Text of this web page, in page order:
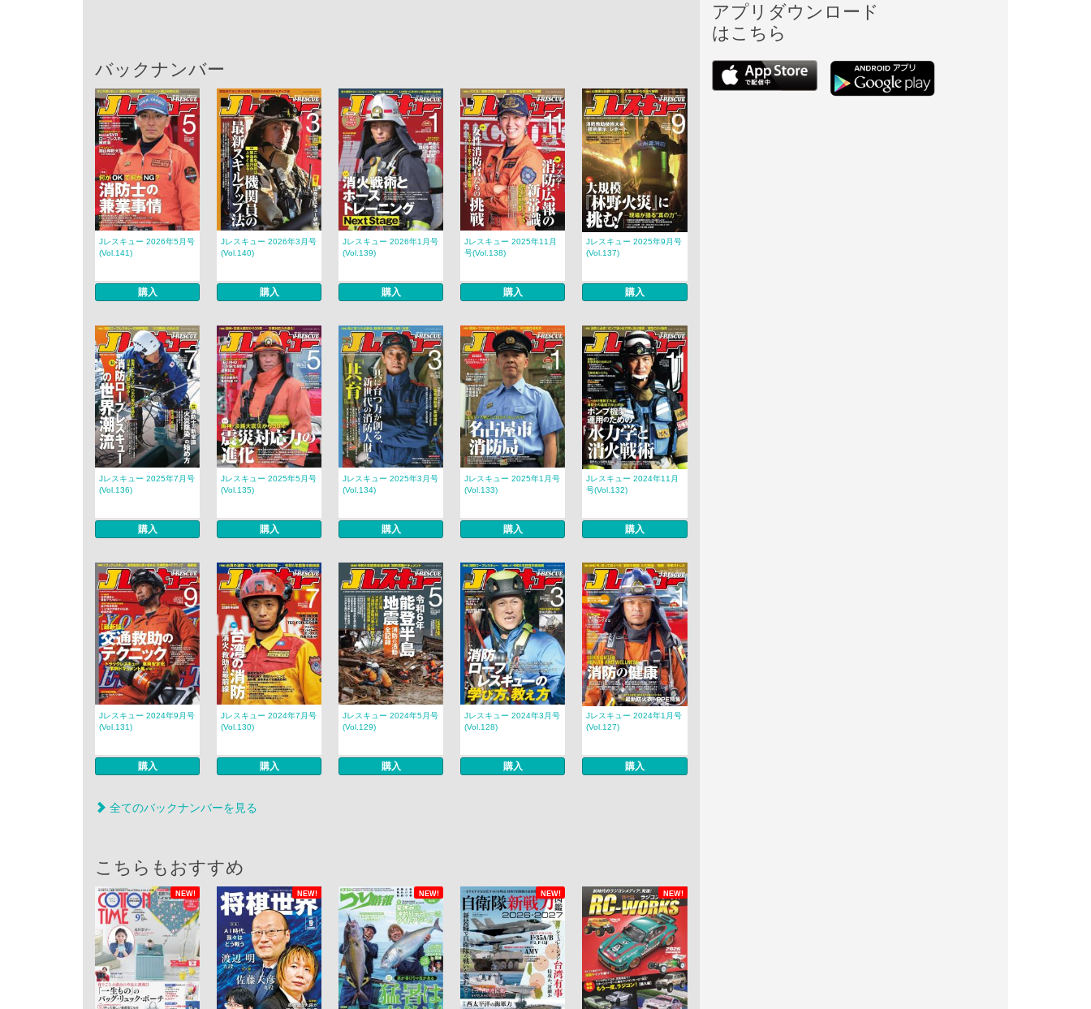
バックナンバー
Jレスキュー 2026年5月号
(Vol.141)
購入
Jレスキュー 2026年3月号
(Vol.140)
購入
Jレスキュー 2026年1月号
(Vol.139)
購入
Jレスキュー 2025年11月
号(Vol.138)
購入
Jレスキュー 2025年9月号
(Vol.137)
購入
Jレスキュー 2025年7月号
(Vol.136)
購入
Jレスキュー 2025年5月号
(Vol.135)
購入
Jレスキュー 2025年3月号
(Vol.134)
購入
Jレスキュー 2025年1月号
(Vol.133)
購入
Jレスキュー 2024年11月
号(Vol.132)
購入
Jレスキュー 2024年9月号
(Vol.131)
購入
Jレスキュー 2024年7月号
(Vol.130)
購入
Jレスキュー 2024年5月号
(Vol.129)
購入
Jレスキュー 2024年3月号
(Vol.128)
購入
Jレスキュー 2024年1月号
(Vol.127)
購入
全てのバックナンバーを見る
こちらもおすすめ
NEW! NEW! NEW! NEW! NEW!
アプリダウンロード
はこちら